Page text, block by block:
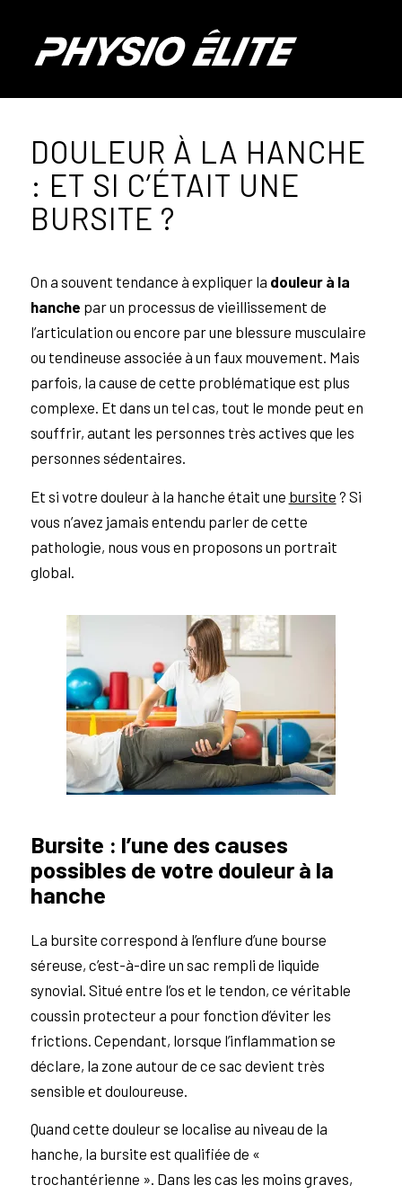
DOULEUR À LA HANCHE
: ET SI C’ÉTAIT UNE
BURSITE ?
On a souvent tendance à expliquer la douleur à la
hanche par un processus de vieillissement de
l’articulation ou encore par une blessure musculaire
ou tendineuse associée à un faux mouvement. Mais
parfois, la cause de cette problématique est plus
complexe. Et dans un tel cas, tout le monde peut en
souffrir, autant les personnes très actives que les
personnes sédentaires.
Et si votre douleur à la hanche était une bursite ? Si
vous n’avez jamais entendu parler de cette
pathologie, nous vous en proposons un portrait
global.
Bursite : l’une des causes
possibles de votre douleur à la
hanche
La bursite correspond à l’enflure d’une bourse
séreuse, c’est-à-dire un sac rempli de liquide
synovial. Situé entre l’os et le tendon, ce véritable
coussin protecteur a pour fonction d’éviter les
frictions. Cependant, lorsque l’inflammation se
déclare, la zone autour de ce sac devient très
sensible et douloureuse.
Quand cette douleur se localise au niveau de la
hanche, la bursite est qualifiée de «
trochantérienne ». Dans les cas les moins graves,